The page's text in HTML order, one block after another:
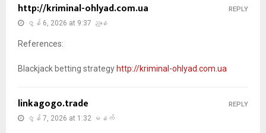
http://kriminal-ohlyad.com.ua
ဇွန် 6, 2026 at 9:37 ညနေ
References:
Blackjack betting strategy http://kriminal-ohlyad.com.ua
REPLY
linkagogo.trade
ဇွန် 7, 2026 at 1:32 မနက်
REPLY